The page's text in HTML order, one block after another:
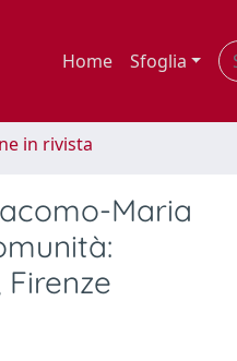
Home Sfoglia
in rivista
Maria